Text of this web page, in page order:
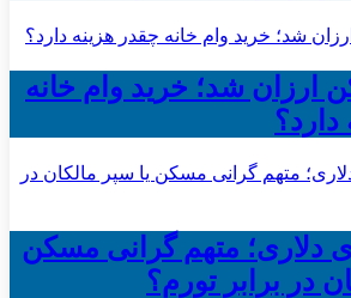
ارزان شد؛ خرید وام خانه
دارد؟
دلاری؛ متهم گرانی مسکن
در برابر تورم؟